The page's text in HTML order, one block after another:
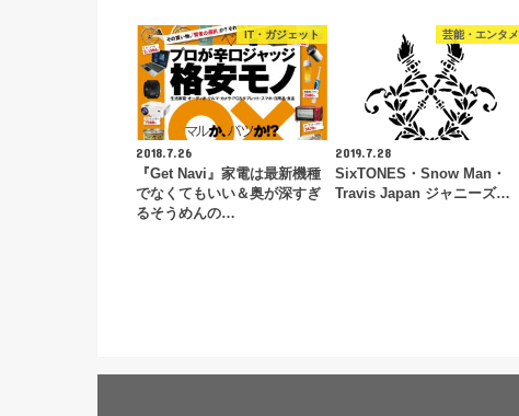
IT・ガジェット
2018.7.26
『Get Navi』家電は最新機種
でなくてもいい＆奥が深すぎ
るそうめんの…
芸能・エンタメ
2019.7.28
SixTONES・Snow Man・
Travis Japan ジャニーズ…